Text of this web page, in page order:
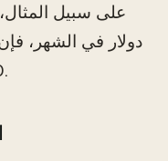
750 دولار للبقالة هو أمر معقول.